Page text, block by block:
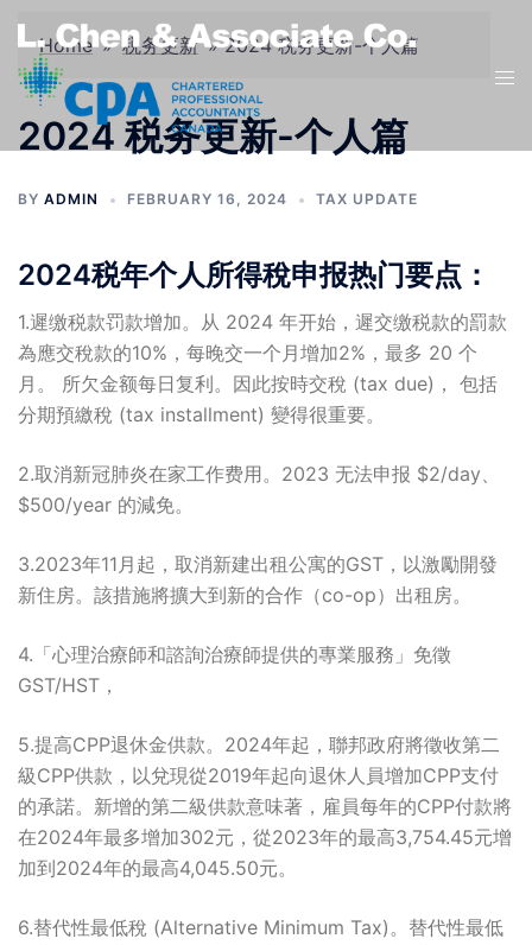
content
Home»税务更新»2024 税务更新-个人篇
2024 税务更新-个人篇
BY ADMIN FEBRUARY 16, 2024 TAX UPDATE
2024税年个人所得稅申报热门要点：
1.遲缴税款罚款增加。从 2024 年开始，遲交缴税款的罰款
為應交稅款的10%，每晚交一个月增加2%，最多 20 个
月。 所欠金额每日复利。因此按時交稅 (tax due)， 包括
分期預繳稅 (tax installment) 變得很重要。
2.取消新冠肺炎在家工作费用。2023 无法申报 $2/day、
$500/year 的減免。
3.2023年11月起，取消新建出租公寓的GST，以激勵開發
新住房。該措施將擴大到新的合作（co-op）出租房。
4.「心理治療師和諮詢治療師提供的專業服務」免徵
GST/HST，
5.提高CPP退休金供款。2024年起，聯邦政府將徵收第二
級CPP供款，以兌現從2019年起向退休人員增加CPP支付
的承諾。新增的第二級供款意味著，雇員每年的CPP付款將
在2024年最多增加302元，從2023年的最高3,754.45元增
加到2024年的最高4,045.50元。
6.替代性最低稅 (Alternative Minimum Tax)。替代性最低